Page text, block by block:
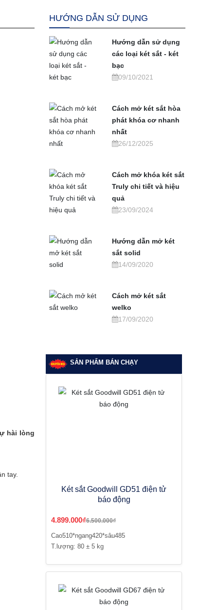
hài lòng
tay.
HƯỚNG DẪN SỬ DỤNG
Hướng dẫn sử dụng
các loại két sắt - két
bạc
09/10/2021
Cách mở két sắt hòa
phát khóa cơ nhanh
nhất
26/12/2025
Cách mở khóa két sắt
Truly chi tiết và hiệu
quả
23/09/2024
Hướng dẫn mở két
sắt solid
14/09/2020
Cách mở két sắt
welko
17/09/2020
SẢN PHẨM BÁN CHẠY
Két sắt Goodwill GD51 điện tử
báo động
4.899.000₫6.500.000₫
Cao510*ngang420*sâu485
T.lượng: 80 ± 5 kg